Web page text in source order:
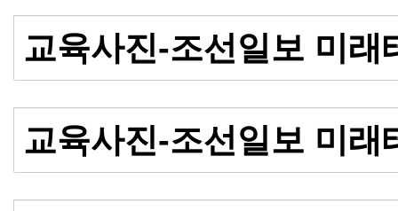
교육사진-조선일보 미
교육사진-조선일보 미